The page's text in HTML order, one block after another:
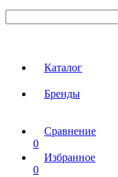
Каталог
Бренды
Сравнение
0
Избранное
0